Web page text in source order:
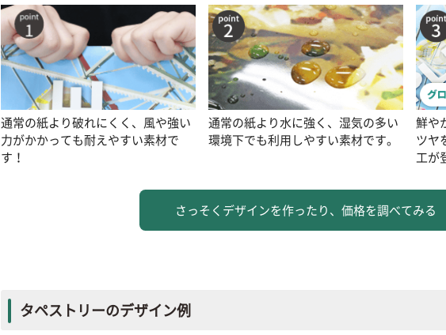
通常の紙より破れにくく、風や強い
力がかかっても耐えやすい素材で
す！
通常の紙より水に強く、湿気の多い
環境下でも利用しやすい素材です。
鮮や
ツヤ
工が
さっそくデザインを作ったり、価格を調べてみる
タペストリーのデザイン例